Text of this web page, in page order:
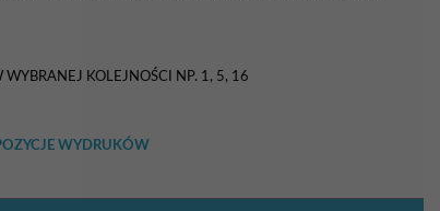
KOLEJNOŚCI NP. 1, 5, 16
WYDRUKÓW